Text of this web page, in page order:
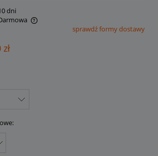
dni
ewentualnych kosztów płatnościsprawdź formy dostawy